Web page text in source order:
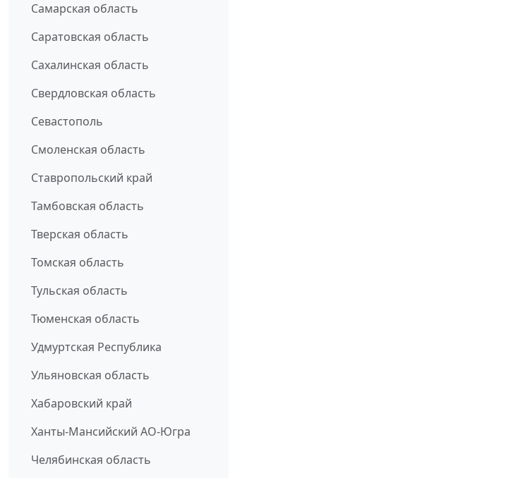
Самарская область
Саратовская область
Сахалинская область
Свердловская область
Севастополь
Смоленская область
Ставропольский край
Тамбовская область
Тверская область
Томская область
Тульская область
Тюменская область
Удмуртская Республика
Ульяновская область
Хабаровский край
Ханты-Мансийский АО-Югра
Челябинская область